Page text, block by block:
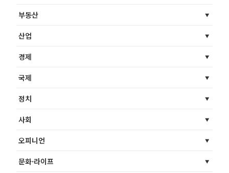
부동산
산업
경제
국제
정치
사회
오피니언
문화·라이프